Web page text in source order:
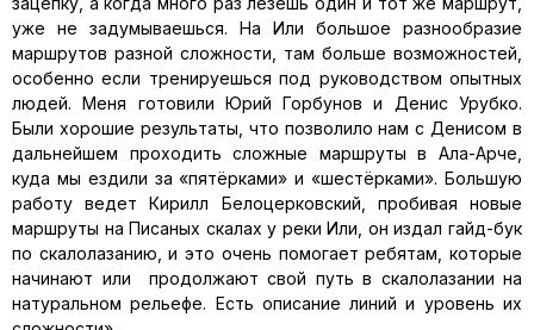
уже не задумываешься. На Или большое разнообразие
маршрутов разной сложности, там больше возможностей,
особенно если тренируешься под руководством опытных
людей. Меня готовили Юрий Горбунов и Денис Урубко.
Были хорошие результаты, что позволило нам с Денисом в
дальнейшем проходить сложные маршруты в Ала-Арче,
куда мы ездили за «пятёрками» и «шестёрками». Большую
работу ведет Кирилл Белоцерковский, пробивая новые
маршруты на Писаных скалах у реки Или, он издал гайд-бук
по скалолазанию, и это очень помогает ребятам, которые
начинают или продолжают свой путь в скалолазании на
натуральном рельефе. Есть описание линий и уровень их